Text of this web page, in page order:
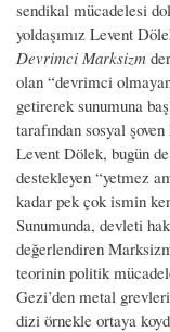
sendikal mücadelesi
yoldaşımız Levent
Devrimci Marksizm
olan “devrimci
getirerek sunumuna
tarafından sosyal
Levent Dölek, bugün
destekleyen “yetmez
kadar pek çok ismin
Sunumunda, devleti
değerlendiren
teorinin politik
Gezi’den metal
dizi örnekle ortaya